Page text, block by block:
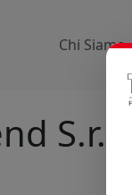
Chi Siamo
S.r.l.